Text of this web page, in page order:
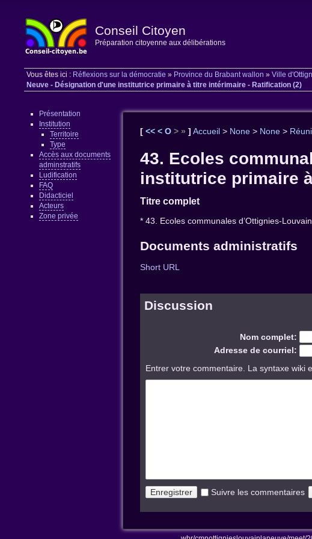
Conseil Citoyen
Préparation citoyenne aux délibérations
Vous êtes ici : Réflexions sur la démocratie » Province du Brabant wallon »Ville
Neuve - Désignation d'une institutrice primaire à titre intérimaire - Ratification (2)
Présentation
Institution
Territoire
Type
Accès aux documents
adminstratifs
Ludification
FAQ
Didacticiel
Acteurs
Zone privée
[<<<O> »] Accueil > None > None >
43. Ecoles
institutrice primaire
Titre complet
* 43. Ecoles communales d’Ottignies-
Documents administratifs
Short URL
Discussion
Nom complet:
Adresse de courriel:
Entrer votre commentaire. La syntaxe wiki
Suivre les commentaires